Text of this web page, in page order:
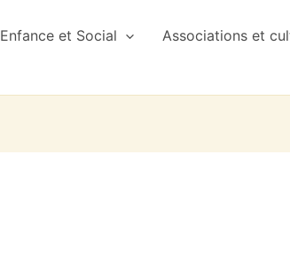
Enfance et Social Associations et